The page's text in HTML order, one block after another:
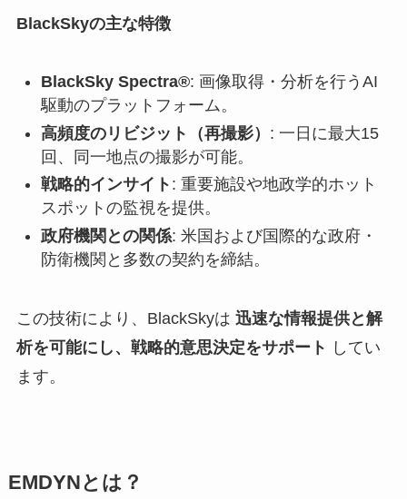
BlackSkyの主な特徴
BlackSky Spectra®: 画像取得・分析を行うAI
駆動のプラットフォーム。
高頻度のリビジット（再撮影） : 一日に最大15
回、同一地点の撮影が可能。
戦略的インサイト : 重要施設や地政学的ホット
スポットの監視を提供。
政府機関との関係: 米国および国際的な政府・
防衛機関と多数の契約を締結。
この技術により、BlackSkyは 迅速な情報提供と解
析を可能にし、戦略的意思決定をサポート してい
ます。
EMDYNとは？